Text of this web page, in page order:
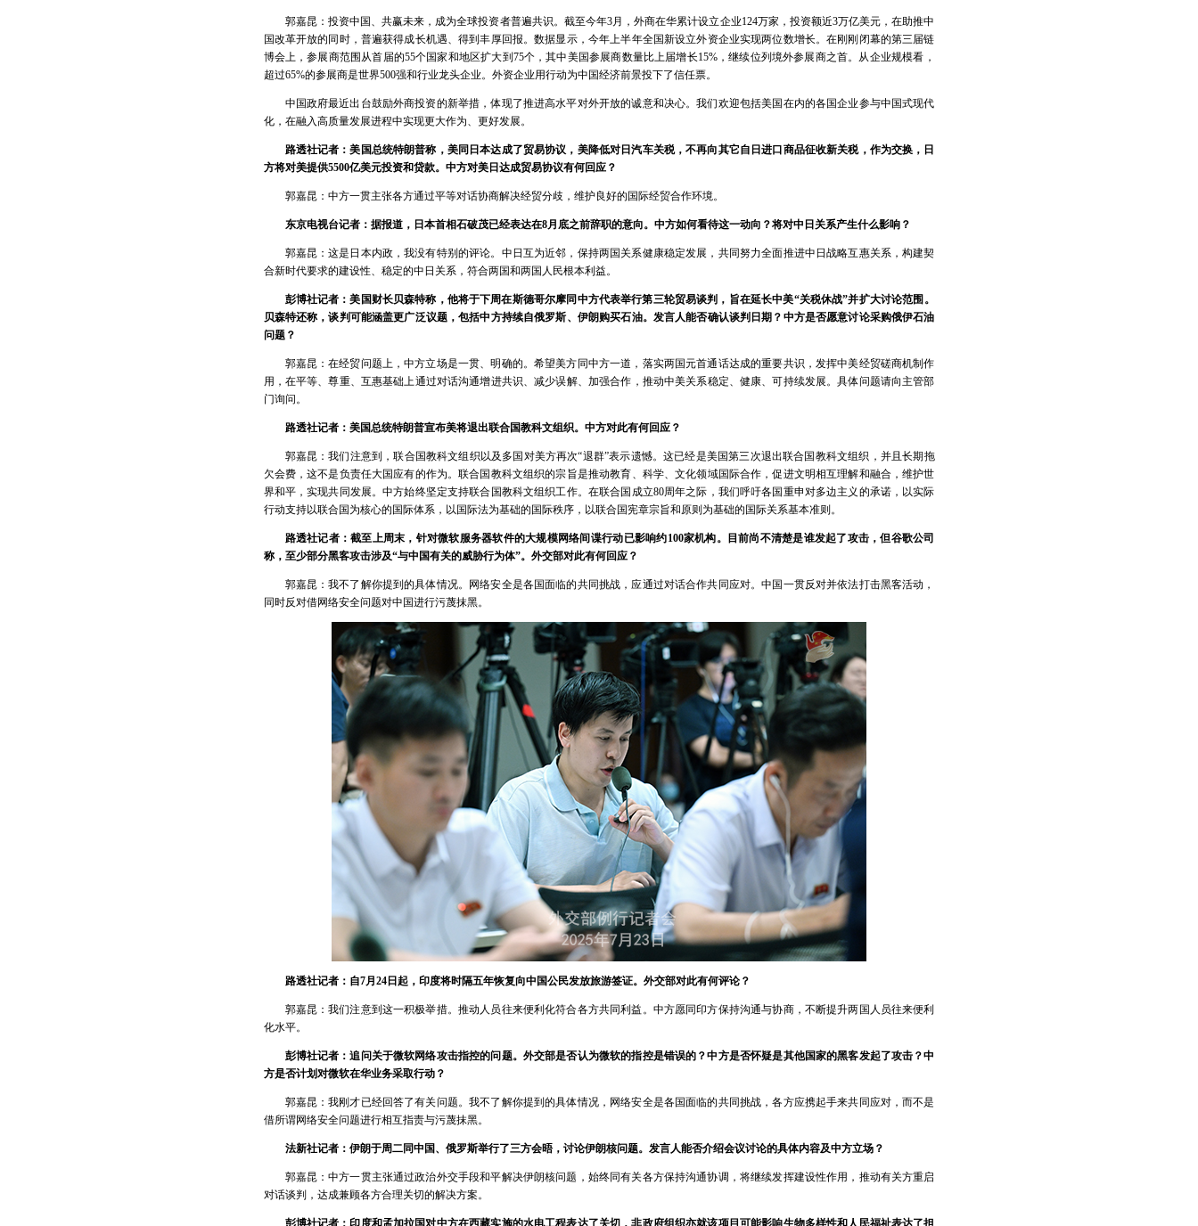
郭嘉昆：投资中国、共赢未来，成为全球投资者普遍共识。截至今年3月，外商在华累计设立企业124万家，投资额近3万亿美元，在助推中
国改革开放的同时，普遍获得成长机遇、得到丰厚回报。数据显示，今年上半年全国新设立外资企业实现两位数增长。在刚刚闭幕的第三届链
博会上，参展商范围从首届的55个国家和地区扩大到75个，其中美国参展商数量比上届增长15%，继续位列境外参展商之首。从企业规模看，
超过65%的参展商是世界500强和行业龙头企业。外资企业用行动为中国经济前景投下了信任票。
中国政府最近出台鼓励外商投资的新举措，体现了推进高水平对外开放的诚意和决心。我们欢迎包括美国在内的各国企业参与中国式现代
化，在融入高质量发展进程中实现更大作为、更好发展。
路透社记者：美国总统特朗普称，美同日本达成了贸易协议，美降低对日汽车关税，不再向其它自日进口商品征收新关税，作为交换，日
方将对美提供5500亿美元投资和贷款。中方对美日达成贸易协议有何回应？
郭嘉昆：中方一贯主张各方通过平等对话协商解决经贸分歧，维护良好的国际经贸合作环境。
东京电视台记者：据报道，日本首相石破茂已经表达在8月底之前辞职的意向。中方如何看待这一动向？将对中日关系产生什么影响？
郭嘉昆：这是日本内政，我没有特别的评论。中日互为近邻，保持两国关系健康稳定发展，共同努力全面推进中日战略互惠关系，构建契
合新时代要求的建设性、稳定的中日关系，符合两国和两国人民根本利益。
彭博社记者：美国财长贝森特称，他将于下周在斯德哥尔摩同中方代表举行第三轮贸易谈判，旨在延长中美“关税休战”并扩大讨论范围。
贝森特还称，谈判可能涵盖更广泛议题，包括中方持续自俄罗斯、伊朗购买石油。发言人能否确认谈判日期？中方是否愿意讨论采购俄伊石油
问题？
郭嘉昆：在经贸问题上，中方立场是一贯、明确的。希望美方同中方一道，落实两国元首通话达成的重要共识，发挥中美经贸磋商机制作
用，在平等、尊重、互惠基础上通过对话沟通增进共识、减少误解、加强合作，推动中美关系稳定、健康、可持续发展。具体问题请向主管部
门询问。
路透社记者：美国总统特朗普宣布美将退出联合国教科文组织。中方对此有何回应？
郭嘉昆：我们注意到，联合国教科文组织以及多国对美方再次“退群”表示遗憾。这已经是美国第三次退出联合国教科文组织，并且长期拖
欠会费，这不是负责任大国应有的作为。联合国教科文组织的宗旨是推动教育、科学、文化领域国际合作，促进文明相互理解和融合，维护世
界和平，实现共同发展。中方始终坚定支持联合国教科文组织工作。在联合国成立80周年之际，我们呼吁各国重申对多边主义的承诺，以实际
行动支持以联合国为核心的国际体系，以国际法为基础的国际秩序，以联合国宪章宗旨和原则为基础的国际关系基本准则。
路透社记者：截至上周末，针对微软服务器软件的大规模网络间谍行动已影响约100家机构。目前尚不清楚是谁发起了攻击，但谷歌公司
称，至少部分黑客攻击涉及“与中国有关的威胁行为体”。外交部对此有何回应？
郭嘉昆：我不了解你提到的具体情况。网络安全是各国面临的共同挑战，应通过对话合作共同应对。中国一贯反对并依法打击黑客活动，
同时反对借网络安全问题对中国进行污蔑抹黑。
路透社记者：自7月24日起，印度将时隔五年恢复向中国公民发放旅游签证。外交部对此有何评论？
郭嘉昆：我们注意到这一积极举措。推动人员往来便利化符合各方共同利益。中方愿同印方保持沟通与协商，不断提升两国人员往来便利
化水平。
彭博社记者：追问关于微软网络攻击指控的问题。外交部是否认为微软的指控是错误的？中方是否怀疑是其他国家的黑客发起了攻击？中
方是否计划对微软在华业务采取行动？
郭嘉昆：我刚才已经回答了有关问题。我不了解你提到的具体情况，网络安全是各国面临的共同挑战，各方应携起手来共同应对，而不是
借所谓网络安全问题进行相互指责与污蔑抹黑。
法新社记者：伊朗于周二同中国、俄罗斯举行了三方会晤，讨论伊朗核问题。发言人能否介绍会议讨论的具体内容及中方立场？
郭嘉昆：中方一贯主张通过政治外交手段和平解决伊朗核问题，始终同有关各方保持沟通协调，将继续发挥建设性作用，推动有关方重启
对话谈判，达成兼顾各方合理关切的解决方案。
彭博社记者：印度和孟加拉国对中方在西藏实施的水电工程表达了关切，非政府组织亦就该项目可能影响生物多样性和人民福祉表达了担